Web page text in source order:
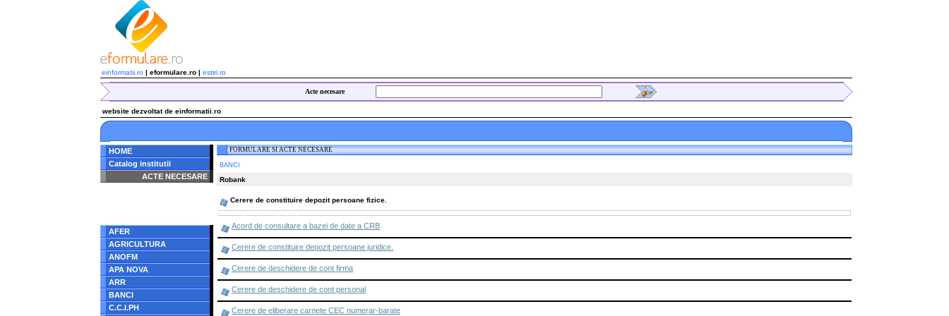
einformatii.ro | eformulare.ro | estiri.ro
Acte necesare
website dezvoltat de einformatii.ro
HOME
Catalog institutii
ACTE NECESARE
/home/eformulare.ro/public_html/navigare/stanga.php
AFER
AGRICULTURA
ANOFM
APA NOVA
ARR
BANCI
C.C.I.PH
FORMULARE SI ACTE NECESARE
BANCI
Robank
Cerere de constituire depozit persoane fizice.
Acord de consultare a bazei de date a CRB
Cerere de constituire depozit persoane juridice.
Cerere de deschidere de cont firma
Cerere de deschidere de cont personal
Cerere de eliberare carnete CEC numerar-barate